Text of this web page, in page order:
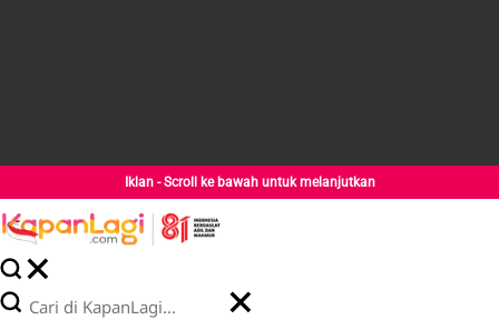
Iklan - Scroll ke bawah untuk melanjutkan